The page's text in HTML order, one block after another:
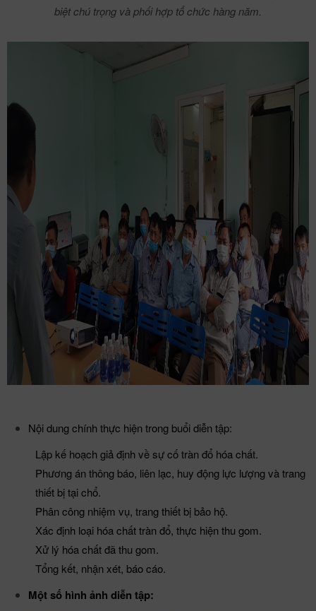
biệt chú trọng và phối hợp tổ chức hàng năm.
Nội dung chính thực hiện trong buổi diễn tập:
Lập kế hoạch giả định về sự cố tràn đổ hóa chất.
Phương án thông báo, liên lạc, huy động lực lượng và trang
thiết bị tại chổ.
Phân công nhiệm vụ, trang thiết bị bảo hộ.
Xác định loại hóa chất tràn đổ, thực hiện thu gom.
Xử lý hóa chất đã thu gom.
Tổng kết, nhận xét, báo cáo.
Một số hình ảnh diễn tập: